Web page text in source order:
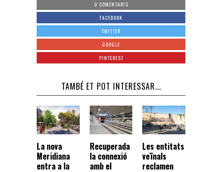
0 COMENTARIS
FACEBOOK
TWITTER
GOOGLE
PINTEREST
TAMBÉ ET POT INTERESSAR...
La nova
Meridiana
entra a la
Recuperada
la connexió
amb el
Les entitats
veïnals
reclamen